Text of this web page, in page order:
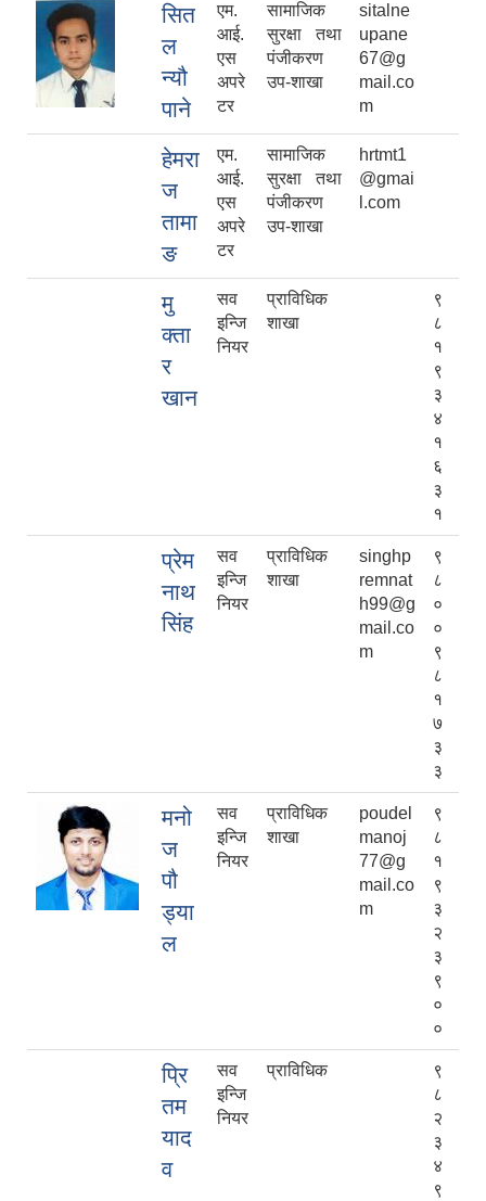
सित
ल
न्यौ
पाने
एम.
आई.
एस
अपरे
टर
सामाजिक
सुरक्षा तथा
पंजीकरण
उप-शाखा
sitalne
upane
67@g
mail.co
m
हेमरा
ज
तामा
ङ
एम.
आई.
एस
अपरे
टर
सामाजिक
सुरक्षा तथा
पंजीकरण
उप-शाखा
hrtmt1
@gmai
l.com
मु
क्ता
र
खान
सव
इन्जि
नियर
प्राविधिक
शाखा
९
८
१
९
३
४
१
६
३
१
प्रेम
नाथ
सिंह
सव
इन्जि
नियर
प्राविधिक
शाखा
singhp
remnat
h99@g
mail.co
m
९
८
०
०
९
८
१
७
३
३
मनो
ज
पौ
ड्या
ल
सव
इन्जि
नियर
प्राविधिक
शाखा
poudel
manoj
77@g
mail.co
m
९
८
१
९
३
२
३
९
०
०
प्रि
तम
याद
व
सव
इन्जि
नियर
प्राविधिक
९
८
२
३
४
९